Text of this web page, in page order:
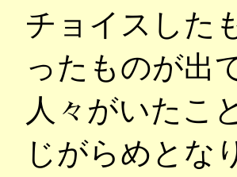
チョイスした
ったものが出
人々がいたこ
じがらめとな